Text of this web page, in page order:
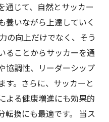
通じて、自然とサッカー
養いながら上達していく
の向上だけでなく、そう
ることからサッカーを通
協調性、リーダーシップ
す。さらに、サッカーと
よる健康増進にも効果的
転換にも最適です。 当ス